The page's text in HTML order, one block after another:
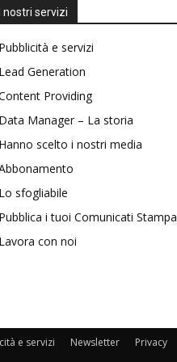
I nostri servizi
Pubblicità e servizi
Lead Generation
Providing
Data Manager – La storia
Hanno scelto i nostri media
Lo sfogliabile
Pubblica i tuoi Comunicati Stampa
Lavora con noi
e servizi Newsletter Privacy